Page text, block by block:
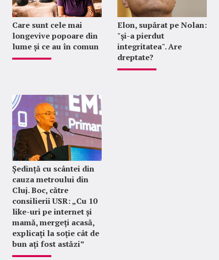
Care sunt cele mai
longevive popoare din
lume și ce au în comun
Elon, supărat pe Nolan:
"şi-a pierdut
integritatea". Are
dreptate?
Ședință cu scântei din
cauza metroului din
Cluj. Boc, către
consilierii USR: „Cu 10
like-uri pe internet și
mamă, mergeți acasă,
explicați la soție cât de
bun ați fost astăzi”